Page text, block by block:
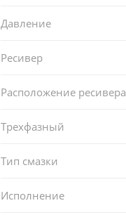
Давление
Ресивер
Расположение ресивера
Трехфазный
Тип смазки
Исполнение